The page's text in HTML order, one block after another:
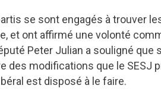
se sont engagés à trouver
et ont affirmé une volonté
Peter Julian a souligné que
modifications que le SESJ
est disposé à le faire.